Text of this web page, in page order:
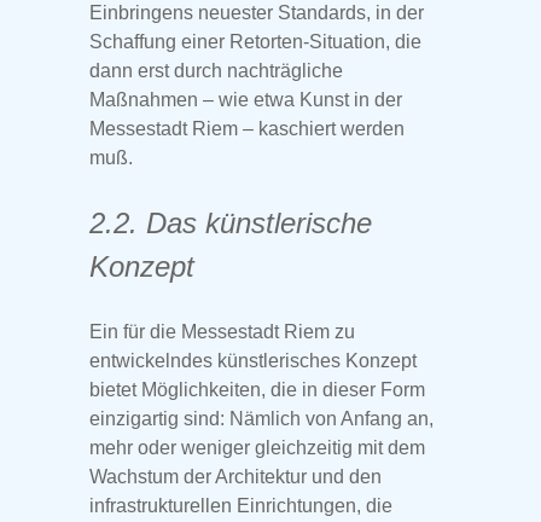
Einbringens neuester Standards, in der
Schaffung einer Retorten-Situation, die
dann erst durch nachträgliche
Maßnahmen – wie etwa Kunst in der
Messestadt Riem – kaschiert werden
muß.
2.2. Das künstlerische
Konzept
Ein für die Messestadt Riem zu
entwickelndes künstlerisches Konzept
bietet Möglichkeiten, die in dieser Form
einzigartig sind: Nämlich von Anfang an,
mehr oder weniger gleichzeitig mit dem
Wachstum der Architektur und den
infrastrukturellen Einrichtungen, die